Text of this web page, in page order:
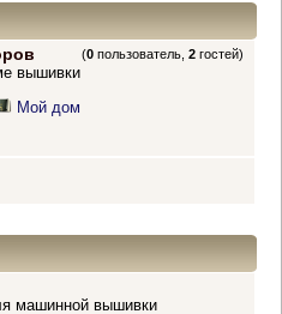
(0 пользователь,2 гостей)
вышивки
Мой дом
машинной вышивки